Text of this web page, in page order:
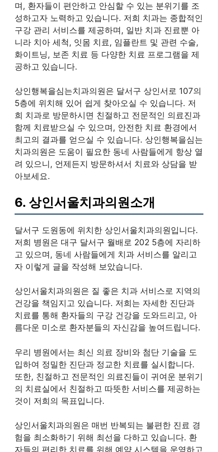
며, 환자들이 편안하고 안심할 수 있는 분위기를 조
성하고자 노력하고 있습니다. 저희 치과는 종합적인
구강 관리 서비스를 제공하며, 일반 치과 진료뿐 아
니라 치아 세척, 잇몸 치료, 임플란트 및 관련 수술,
화이트닝, 보존 치료 등 다양한 치료 프로그램을 제
공하고 있습니다.
상인행복을심는치과의원은 달서구 상인서로 107의
5층에 위치해 있어 쉽게 찾아오실 수 있습니다. 저
희 치과로 방문하시면 친절하고 전문적인 의료진과
함께 치료받으실 수 있으며, 안전한 치료 환경에서
최고의 결과를 얻으실 수 있습니다. 상인행복을심는
치과의원은 도움이 필요한 동네 사람들에게 항상 열
려 있으니, 언제든지 방문하셔서 치료와 상담을 받
아보세요.
6. 상인서울치과의원소개
달서구 도원동에 위치한 상인서울치과의원입니다.
저희 병원은 대구 달서구 월배로 202 5층에 자리하
고 있으며, 동네 사람들에게 치과 서비스를 알리고
자 이렇게 글을 작성해 보았습니다.
상인서울치과의원은 질 좋은 치과 서비스로 지역의
건강을 책임지고 있습니다. 저희는 자세한 진단과
치료를 통해 환자들의 구강 건강을 도와드리고, 아
름다운 미소로 환자분들의 자신감을 높여드립니다.
우리 병원에서는 최신 의료 장비와 첨단 기술을 도
입하여 정밀한 진단과 정교한 치료를 실시합니다.
또한, 친절하고 전문적인 의료진들이 귀여운 분위기
의 치료실에서 친절하고 따뜻한 서비스를 제공하는
것이 저희의 목표입니다.
상인서울치과의원은 매번 반복되는 불편한 진료 경
험을 최소화하기 위해 최선을 다하고 있습니다. 환
자들의 편리한 치료를 위해 예약 시스템을 운영하고